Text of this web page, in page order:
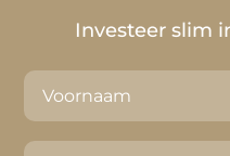
Investeer slim